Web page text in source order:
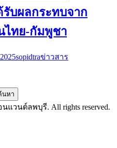
บผลกระทบจาก
ไทย-กัมพูชา
sopidtraข่าวสาร
วนต์ลพบุรี. All rights reserved.